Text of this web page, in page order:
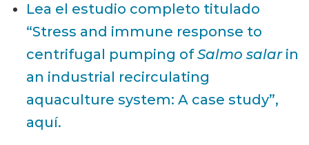
Lea el estudio completo titulado
“Stress and immune response to
centrifugal pumping ofSalmo salarin
an industrial recirculating
aquaculture system: A case study”,
aquí.